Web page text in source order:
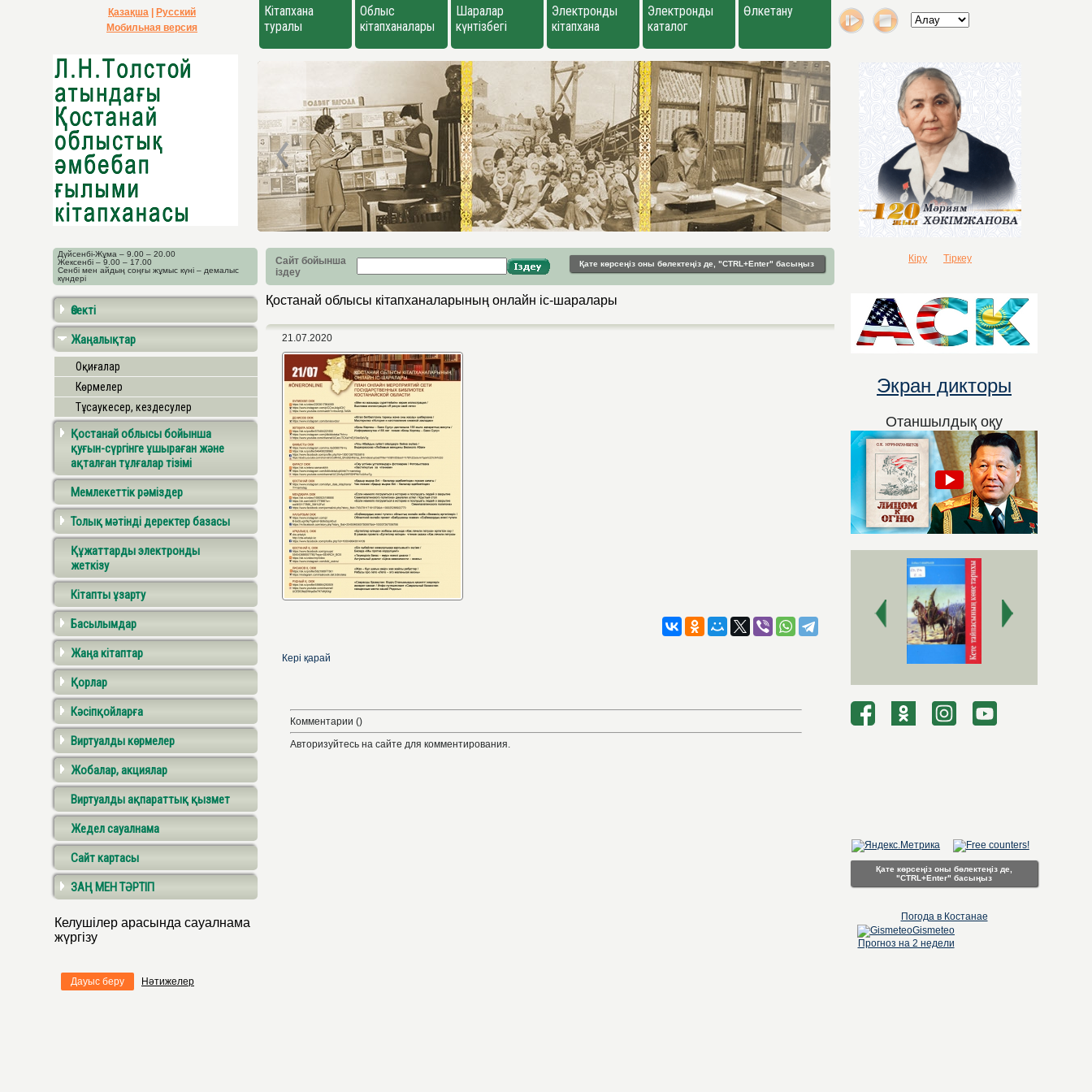
Қазақша
Русский
Мобильная версия
Кітапхана
туралы
Облыс
кітапханалары
Шаралар
күнтізбегі
Электронды
кітапхана
Электронды
каталог
Өлкетану
Дүйсенбі-Жұма – 9.00 – 20.00
Жексенбі – 9.00 – 17.00
Сенбі мен айдың соңғы жұмыс күні – демалыс
күндері
Сайт бойынша
іздеу
Қате көрсеңіз оны бөлектеңіз де, "CTRL+Enter" басыңыз Кіру Тіркеу
Өзекті
Жаңалықтар
Оқиғалар
Көрмелер
Тұсаукесер, кездесулер
Қостанай облысы бойынша
қуғын-сүргінге ұшыраған және
ақталған тұлғалар тізімі
Мемлекеттік рәміздер
Толық мәтінді деректер базасы
Құжаттарды электронды
жеткізу
Кітапты ұзарту
Басылымдар
Жаңа кітаптар
Қорлар
Кәсіпқойларға
Виртуалды көрмелер
Жобалар, акциялар
Виртуалды ақпараттық қызмет
Жедел сауалнама
Сайт картасы
ЗАҢ МЕН ТӘРТІП
Келушілер арасында сауалнама
жүргізу
Дауыс беру Нәтижелер
Қостанай облысы кітапханаларының онлайн іс-шаралары
21.07.2020
Кері қарай
Комментарии ()
Авторизуйтесь на сайте для комментирования.
Экран дикторы
Отаншылдық оқу
Қате көрсеңіз оны бөлектеңіз де,
"CTRL+Enter" басыңыз
Погода в Костанае
Gismeteo
Прогноз на 2 недели